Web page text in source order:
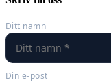
Ditt namn
Din e-post